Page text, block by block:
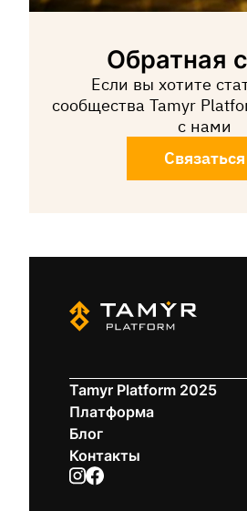
Обратная
Если вы хотите
сообщества Tamyr
с нами
Связаться
Tamyr Platform 2025
Платформа
Блог
Контакты